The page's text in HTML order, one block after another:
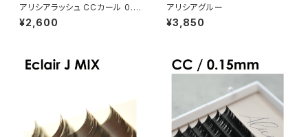
アリシアラッシュ CCカール 0.1
2mm
¥2,600
アリシアグルー
¥3,850